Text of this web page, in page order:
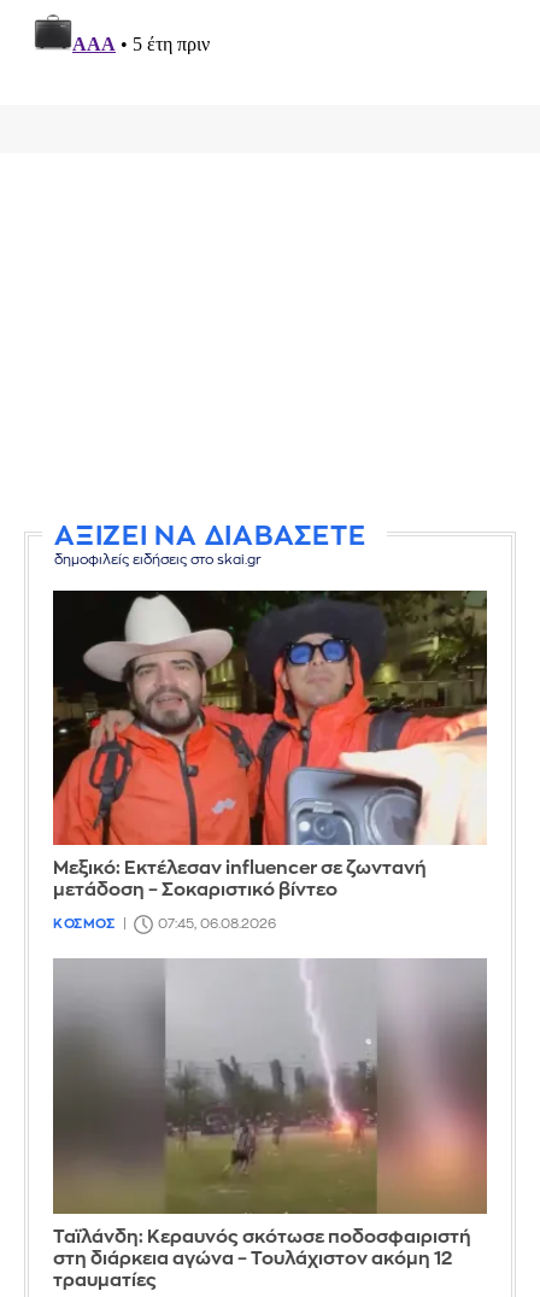
ΑΞΙΖΕΙ ΝΑ ΔΙΑΒΑΣΕΤΕ
δημοφιλείς ειδήσεις στο skai.gr
Μεξικό: Εκτέλεσαν influencer σε ζωντανή
μετάδοση – Σοκαριστικό βίντεο
ΚΟΣΜΟΣ 07:45, 06.08.2026
Ταϊλάνδη: Κεραυνός σκότωσε ποδοσφαιριστή
στη διάρκεια αγώνα – Τουλάχιστον ακόμη 12
τραυματίες